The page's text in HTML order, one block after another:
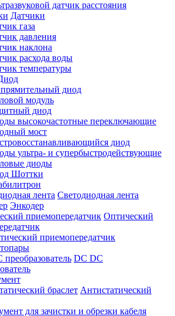
датчик расстояния
Датчики
газа
давления
наклона
расхода воды
температуры
диод
модуль
диод
высокочастотные переключающие
мост
диод
ультра- и супербыстродействующие
диоды
Шоттки
Светодиодная лента
Энкодер
Оптический
приемопередатчик
DC DC
Антистатический